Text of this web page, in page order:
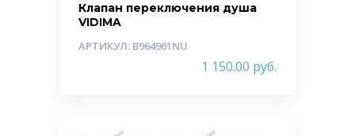
Клапан переключения душа
VIDIMA
АРТИКУЛ: B964961NU
1 150.00 руб.